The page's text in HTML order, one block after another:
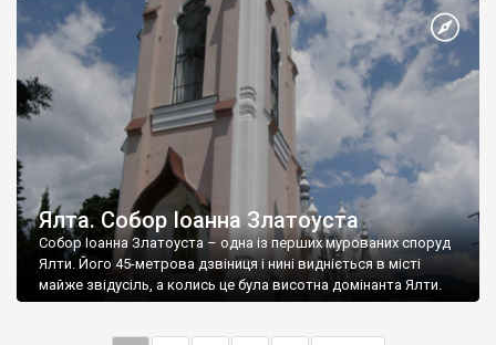
Ялта. Собор Іоанна Златоуста
Собор Іоанна Златоуста – одна із перших мурованих споруд
Ялти. Його 45-метрова дзвіниця і нині видніється в місті
майже звідусіль, а колись це була висотна домінанта Ялти.